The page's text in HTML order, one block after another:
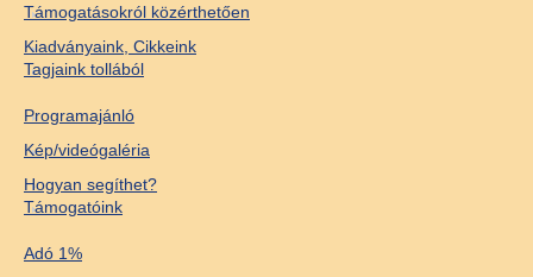
Támogatásokról közérthetően
Kiadványaink, Cikkeink
Tagjaink tollából
Programajánló
Kép/videógaléria
Hogyan segíthet?
Támogatóink
Adó 1%